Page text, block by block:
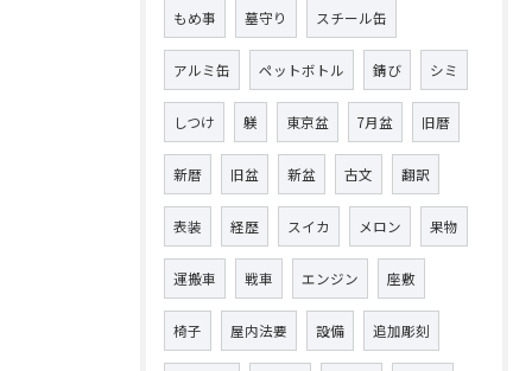
もめ事 墓守り スチール缶
アルミ缶 ペットボトル 錆び シミ
しつけ 躾 東京盆 7月盆 旧暦
新暦 旧盆 新盆 古文 翻訳
表装 経歴 スイカ メロン 果物
運搬車 戦車 エンジン 座敷
椅子 屋内法要 設備 追加彫刻